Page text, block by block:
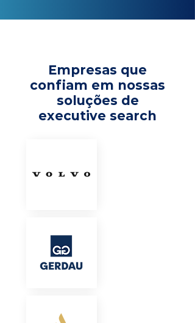
Empresas que
confiam em nossas
soluções de
executive search